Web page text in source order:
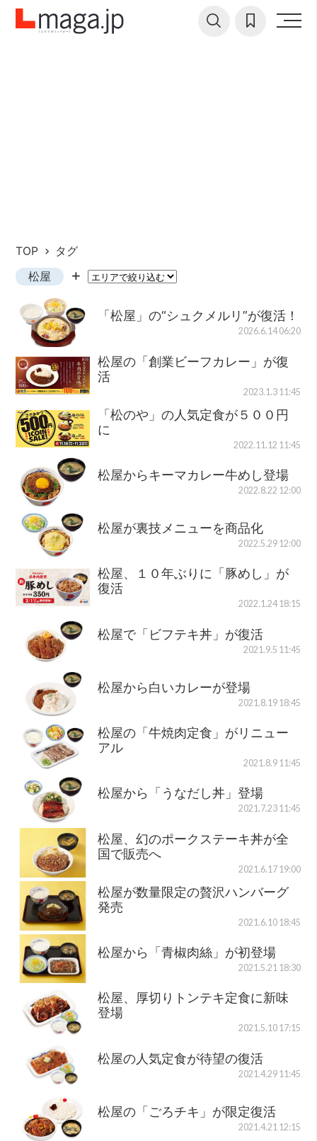
TOP
タグ
松屋
「松屋」の“シュクメルリ”が復活！
2026.6.14 06:20
松屋の「創業ビーフカレー」が復
活
2023.1.3 11:45
「松のや」の人気定食が５００円
に
2022.11.12 11:45
松屋からキーマカレー牛めし登場
2022.8.22 12:00
松屋が裏技メニューを商品化
2022.5.29 12:00
松屋、１０年ぶりに「豚めし」が
復活
2022.1.24 18:15
松屋で「ビフテキ丼」が復活
2021.9.5 11:45
松屋から白いカレーが登場
2021.8.19 18:45
松屋の「牛焼肉定食」がリニュー
アル
2021.8.9 11:45
松屋から「うなだし丼」登場
2021.7.23 11:45
松屋、幻のポークステーキ丼が全
国で販売へ
2021.6.17 19:00
松屋が数量限定の贅沢ハンバーグ
発売
2021.6.10 18:45
松屋から「青椒肉絲」が初登場
2021.5.21 18:30
松屋、厚切りトンテキ定食に新味
登場
2021.5.10 17:15
松屋の人気定食が待望の復活
2021.4.29 11:45
松屋の「ごろチキ」が限定復活
2021.4.21 12:15